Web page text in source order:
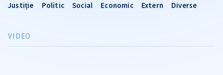
Justiție Politic Social Economic Extern Diverse
VIDEO